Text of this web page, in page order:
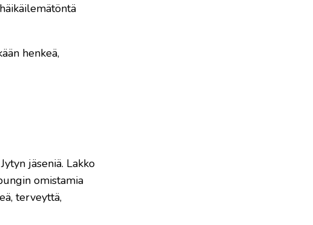
henkeä,
jäseniä. Lakko
omistamia
terveyttä,